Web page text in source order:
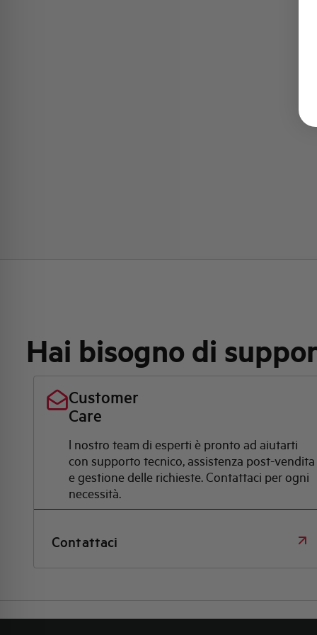
Hai bisogno di
Customer
Care
l nostro team di esperti è pronto ad aiutarti
con supporto tecnico, assistenza post-vendita
e gestione delle richieste. Contattaci per ogni
necessità.
Contattaci